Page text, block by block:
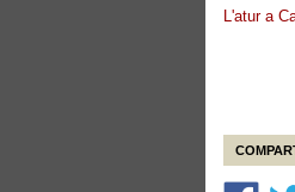
L'atur a